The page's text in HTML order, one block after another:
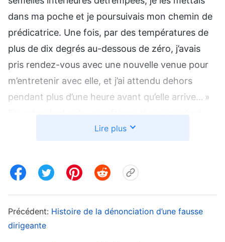
dans ma poche et je poursuivais mon chemin de
prédicatrice. Une fois, par des températures de
plus de dix degrés au-dessous de zéro, j’avais
pris rendez-vous avec une nouvelle venue pour
m’entretenir avec elle, et j’ai attendu dehors
pendant plus d’une heure avant qu’elle arrive… »
regardée avec approbation, admiratifs devant
Plus tard, on m’a confié la responsabilité d’autres
mois seulement, me voilà à nouveau promue.
Est-ce que mes frères et sœurs ne vont pas
Lire plus
Précédent: Histoire de la dénonciation d’une fausse
dirigeante